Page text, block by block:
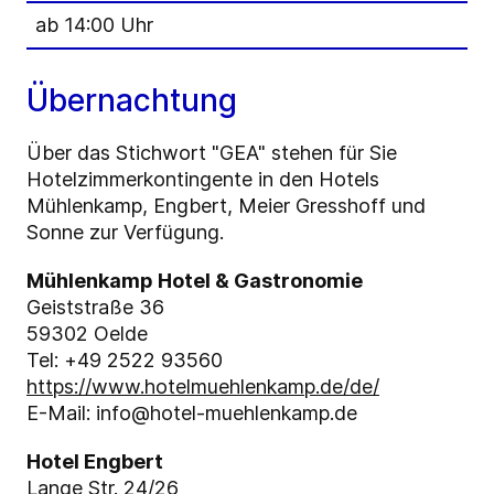
ab 14:00 Uhr
Übernachtung
Über das Stichwort "GEA" stehen für Sie
Hotelzimmerkontingente in den Hotels
Mühlenkamp, Engbert, Meier Gresshoff und
Sonne zur Verfügung.
Mühlenkamp Hotel & Gastronomie
Geiststraße 36
59302 Oelde
Tel: +49 2522 93560
https://www.hotelmuehlenkamp.de/de/
E-Mail: info@hotel-muehlenkamp.de
Hotel Engbert
Lange Str. 24/26